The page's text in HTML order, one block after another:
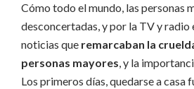
Cómo todo el mundo, las personas
desconcertadas, y por la TV y radio
noticias que remarcaban la
personas mayores, y la
Los primeros días, quedarse a casa